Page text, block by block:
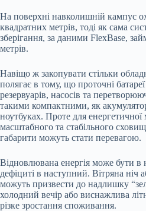
На поверхні навколишній кампус
квадратних метрів, тоді як сама
зберігання, за даними FlexBase,
метрів.
Навіщо ж закопувати стільки
полягає в тому, що проточні
резервуарів, насосів та
такими компактними, як
ноутбуках. Проте для енергетичної
масштабного та стабільного
габарити можуть стати перевагою.
Відновлювана енергія може бути
дефіциті в наступний. Вітряна ніч
можуть призвести до надлишку
холодний вечір або виснажлива
різке зростання споживання.